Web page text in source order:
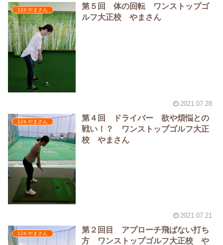
124.やまさん
第５回 体の回転 ワンストップゴ
ルフ大正校 やまさん
2021.07.28
124.やまさん
第４回 ドライバー 欲や煩悩との
戦い！？️ ワンストップゴルフ大正
校 やまさん
2021.07.21
124.やまさん
第２回目 アプローチ飛ばない打ち
方 ワンストップゴルフ大正校 や